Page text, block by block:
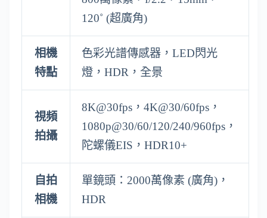
120˚ (超廣角)
相機
特點
色彩光譜傳感器，LED閃光
燈，HDR，全景
視頻
拍攝
8K@30fps，4K@30/60fps，
1080p@30/60/120/240/960fps，
陀螺儀EIS，HDR10+
自拍
相機
單鏡頭：2000萬像素 (廣角)，
HDR